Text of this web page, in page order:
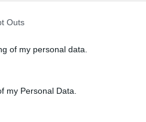
Outs
of my personal data.
my Personal Data.